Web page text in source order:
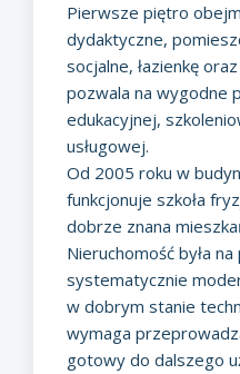
Pierwsze piętro
dydaktyczne,
socjalne, łazienkę
pozwala na wygodne
edukacyjnej,
usługowej.
Od 2005 roku w
funkcjonuje szkoła
dobrze znana
Nieruchomość była
systematycznie
w dobrym stanie
wymaga
gotowy do dalszego